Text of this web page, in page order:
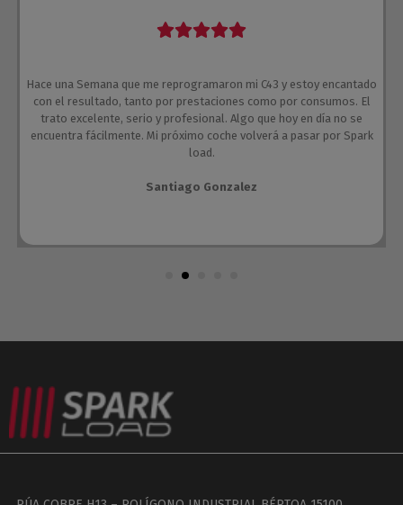
Hace una Semana que me reprogramaron mi C43 y estoy encantado
con el resultado, tanto por prestaciones como por consumos. El
trato excelente, serio y profesional. Algo que hoy en día no se
encuentra fácilmente. Mi próximo coche volverá a pasar por Spark
load.
Santiago Gonzalez